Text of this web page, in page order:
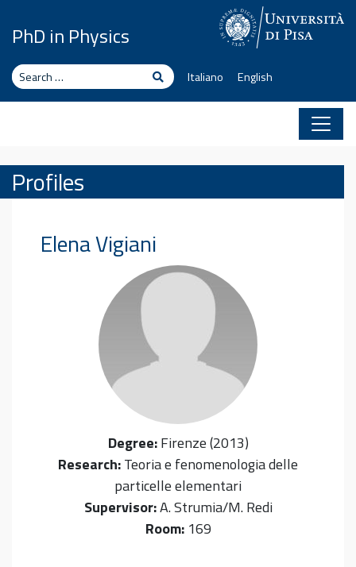
PhD in Physics
Search SearchItaliano English
Profiles
ElenaVigiani
Degree: Firenze (2013)
Research:Teoria e fenomenologia delle
particelle elementari
Supervisor:A. Strumia/M. Redi
Room: 169